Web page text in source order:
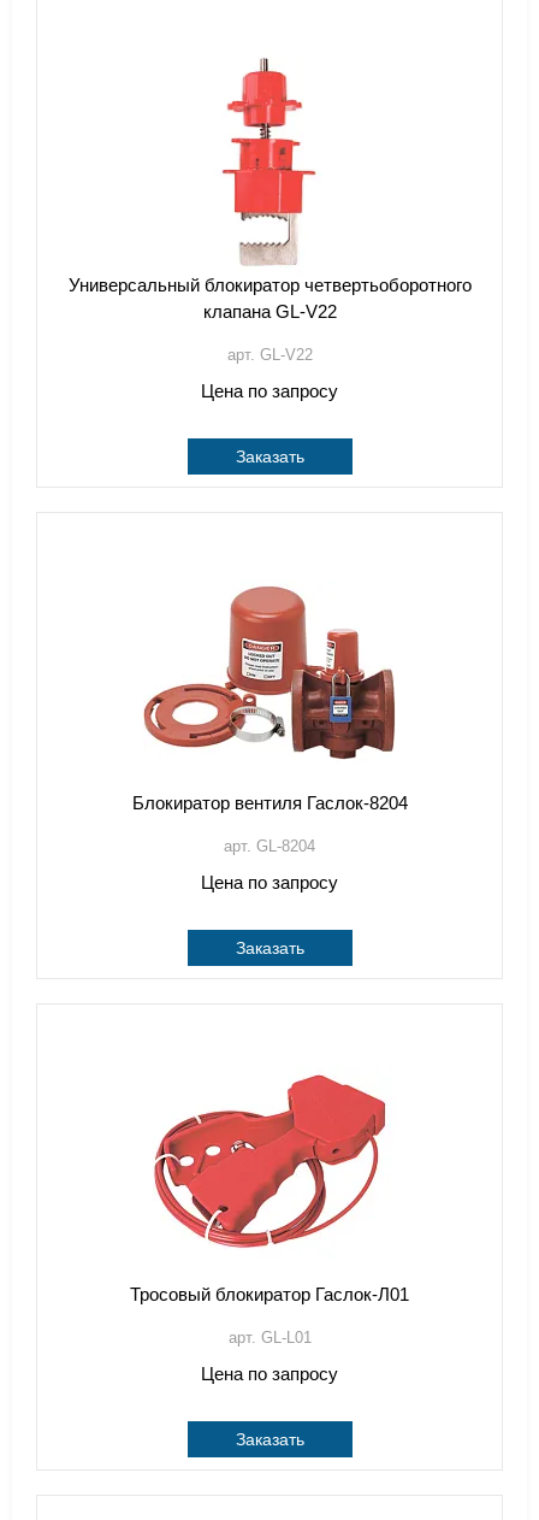
Универсальный блокиратор четвертьоборотного
клапана GL-V22
арт. GL-V22
Цена по запросу
Заказать
Блокиратор вентиля Гаслок-8204
арт. GL-8204
Цена по запросу
Заказать
Тросовый блокиратор Гаслок-Л01
арт. GL-L01
Цена по запросу
Заказать